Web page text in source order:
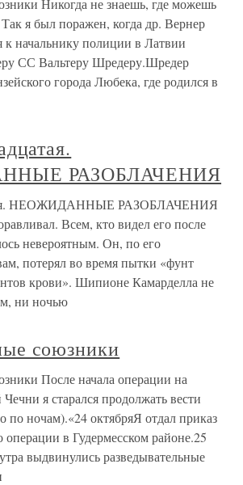
Никогда не знаешь, где можешь
Так я был поражен, когда др. Вернер
начальнику полиции в Латвии
СС Вальтеру Шредеру.Шредер
города Любека, где родился в
РАЗОБЛАЧЕНИЯ
НЕОЖИДАННЫЕ РАЗОБЛАЧЕНИЯ
Всем, кто видел его после
невероятным. Он, по его
потерял во время пытки «фунт
крови». Шипионе Камарделла не
ни ночью
союзники
После начала операции на
я старался продолжать вести
по ночам).«24 октябряЯ отдал приказ
операции в Гудермесском районе.25
выдвинулись разведывательные